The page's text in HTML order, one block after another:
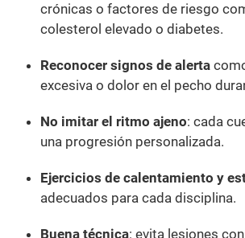
crónicas o factores de riesgo
colesterol elevado o diabetes.
Reconocer signos de alerta
excesiva o dolor en el pecho
No imitar el ritmo ajeno: cada
una progresión personalizada.
Ejercicios de calentamiento y
adecuados para cada disciplina.
Buena técnica: evita lesiones